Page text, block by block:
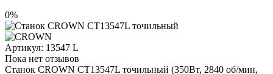
0%
Артикул: 13547 L
Пока нет отзывов
Станок CROWN CT13547L точильный (350Вт, 2840 об/мин,